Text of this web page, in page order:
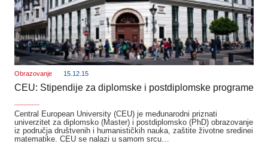
Obrazovanje 15.12.15
CEU: Stipendije za diplomske i postdiplomske programe
Central European University (CEU) je međunarodni priznati
univerzitet za diplomsko (Master) i postdiplomsko (PhD) obrazovanje
iz područja društvenih i humanističkih nauka, zaštite životne sredinei
matematike. CEU se nalazi u samom srcu…